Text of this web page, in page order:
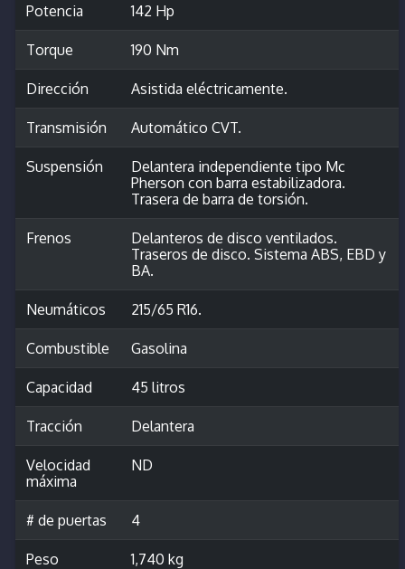
Potencia 142 Hp
Torque 190 Nm
Dirección Asistida eléctricamente.
Transmisión Automático CVT.
Suspensión
Delantera independiente tipo Mc
Pherson con barra estabilizadora.
Trasera de barra de torsión.
Frenos
Delanteros de disco ventilados.
Traseros de disco. Sistema ABS, EBD y
BA.
Neumáticos 215/65 R16.
Combustible Gasolina
Capacidad 45 litros
Tracción Delantera
Velocidad
máxima
ND
# de puertas 4
Peso 1,740 kg